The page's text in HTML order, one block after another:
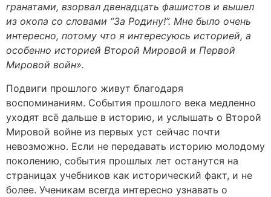
гранатами, взорвал двенадцать фашистов и вышел
из окопа со словами “За Родину!”. Мне было очень
интересно, потому что я интересуюсь историей, а
особенно историей Второй Мировой и Первой
Мировой войн».
Подвиги прошлого живут благодаря
воспоминаниям. События прошлого века медленно
уходят всё дальше в историю, и услышать о Второй
Мировой войне из первых уст сейчас почти
невозможно. Если не передавать историю молодому
поколению, события прошлых лет останутся на
страницах учебников как исторический факт, и не
более. Ученикам всегда интересно узнавать о